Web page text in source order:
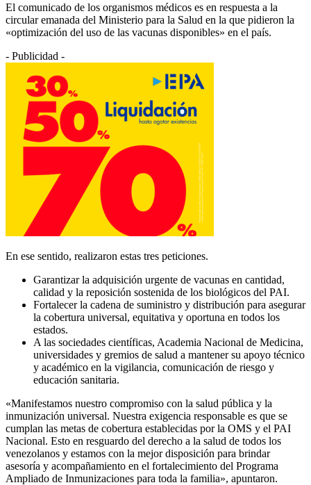
El comunicado de los organismos médicos es en respuesta a la
circular emanada del Ministerio para la Salud en la que pidieron la
«optimización del uso de las vacunas disponibles» en el país.
- Publicidad -
En ese sentido, realizaron estas tres peticiones.
Garantizar la adquisición urgente de vacunas en cantidad,
calidad y la reposición sostenida de los biológicos del PAI.
Fortalecer la cadena de suministro y distribución para asegurar
la cobertura universal, equitativa y oportuna en todos los
estados.
A las sociedades científicas, Academia Nacional de Medicina,
universidades y gremios de salud a mantener su apoyo técnico
y académico en la vigilancia, comunicación de riesgo y
educación sanitaria.
«Manifestamos nuestro compromiso con la salud pública y la
inmunización universal. Nuestra exigencia responsable es que se
cumplan las metas de cobertura establecidas por la OMS y el PAI
Nacional. Esto en resguardo del derecho a la salud de todos los
venezolanos y estamos con la mejor disposición para brindar
asesoría y acompañamiento en el fortalecimiento del Programa
Ampliado de Inmunizaciones para toda la familia», apuntaron.